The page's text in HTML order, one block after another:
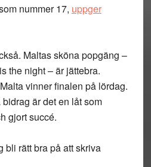
nummer 17, uppger
Maltas sköna popgäng –
the night – är jättebra.
vinner finalen på lördag.
är det en låt som
gjort succé.
bli rätt bra på att skriva